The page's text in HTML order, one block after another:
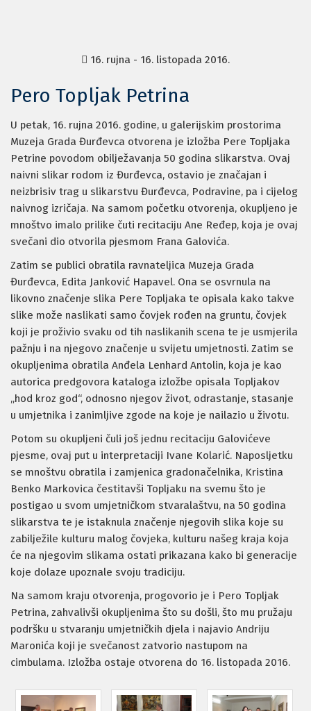
16. rujna - 16. listopada 2016.
Pero Topljak Petrina
U petak, 16. rujna 2016. godine, u galerijskim prostorima
Muzeja Grada Đurđevca otvorena je izložba Pere Topljaka
Petrine povodom obilježavanja 50 godina slikarstva. Ovaj
naivni slikar rodom iz Đurđevca, ostavio je značajan i
neizbrisiv trag u slikarstvu Đurđevca, Podravine, pa i cijelog
naivnog izričaja. Na samom početku otvorenja, okupljeno je
mnoštvo imalo prilike čuti recitaciju Ane Ređep, koja je ovaj
svečani dio otvorila pjesmom Frana Galovića.
Zatim se publici obratila ravnateljica Muzeja Grada
Đurđevca, Edita Janković Hapavel. Ona se osvrnula na
likovno značenje slika Pere Topljaka te opisala kako takve
slike može naslikati samo čovjek rođen na gruntu, čovjek
koji je proživio svaku od tih naslikanih scena te je usmjerila
pažnju i na njegovo značenje u svijetu umjetnosti. Zatim se
okupljenima obratila Anđela Lenhard Antolin, koja je kao
autorica predgovora kataloga izložbe opisala Topljakov
„hod kroz god“, odnosno njegov život, odrastanje, stasanje
u umjetnika i zanimljive zgode na koje je nailazio u životu.
Potom su okupljeni čuli još jednu recitaciju Galovićeve
pjesme, ovaj put u interpretaciji Ivane Kolarić. Naposljetku
se mnoštvu obratila i zamjenica gradonačelnika, Kristina
Benko Markovica čestitavši Topljaku na svemu što je
postigao u svom umjetničkom stvaralaštvu, na 50 godina
slikarstva te je istaknula značenje njegovih slika koje su
zabilježile kulturu malog čovjeka, kulturu našeg kraja koja
će na njegovim slikama ostati prikazana kako bi generacije
koje dolaze upoznale svoju tradiciju.
Na samom kraju otvorenja, progovorio je i Pero Topljak
Petrina, zahvalivši okupljenima što su došli, što mu pružaju
podršku u stvaranju umjetničkih djela i najavio Andriju
Maronića koji je svečanost zatvorio nastupom na
cimbulama. Izložba ostaje otvorena do 16. listopada 2016.